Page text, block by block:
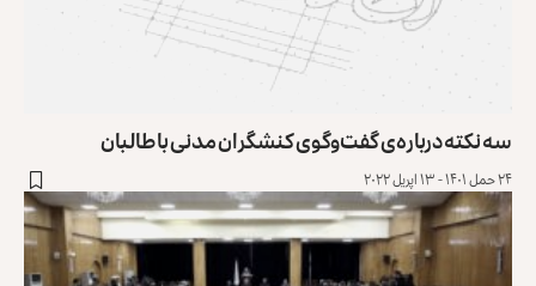
سه نکته درباره‌‌ی گفت‌وگوی کنشگران مدنی با طالبان
۲۴ حمل ۱۴۰۱ - ۱۳ اپریل ۲۰۲۲